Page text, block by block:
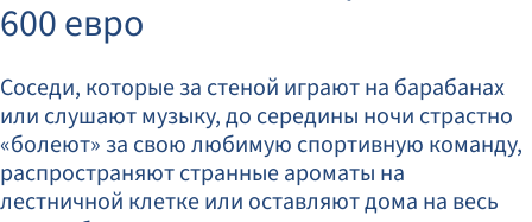
600 евро
Соседи, которые за стеной играют на барабанах
или слушают музыку, до середины ночи страстно
«болеют» за свою любимую спортивную команду,
распространяют странные ароматы на
лестничной клетке или оставляют дома на весь